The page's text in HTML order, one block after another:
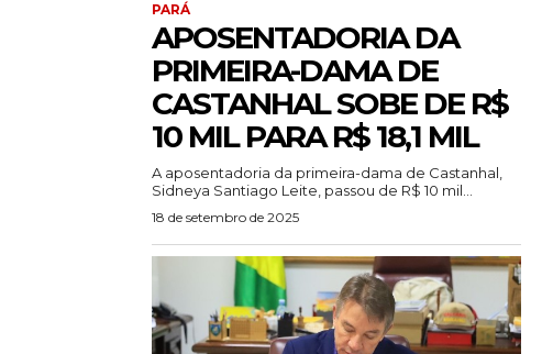
PARÁ
APOSENTADORIA DA
PRIMEIRA-DAMA DE
CASTANHAL SOBE DE R$
10 MIL PARA R$ 18,1 MIL
A aposentadoria da primeira-dama de Castanhal,
Sidneya Santiago Leite, passou de R$ 10 mil...
18 de setembro de 2025